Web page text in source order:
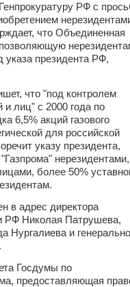
РФ с
что Объединенная
указа президента РФ,
что "под контролем
и лиц" с 2000 года по
6,5% акций газового
для российской
указу президента,
более 50%
в адрес директора
РФ Николая Патрушева,
Нургалиева и
Госдумы по
предоставляющая